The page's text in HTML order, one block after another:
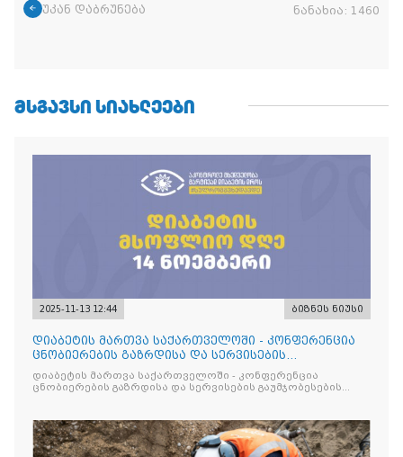
უკან დაბრუნება ნანახია: 1460
ᲛᲡᲒᲐᲕᲡᲘ ᲡᲘᲐᲮᲚᲔᲔᲑᲘ
2025-11-13 12:44 ბიზნეს ნიუსი
დიაბეტის მართვა საქართველოში - კონფერენცია
ცნობიერების გაზრდისა და სერვისების
გაუმჯობესების მიზნით
დიაბეტის მართვა საქართველოში - კონფერენცია
ცნობიერების გაზრდისა და სერვისების გაუმჯობესების